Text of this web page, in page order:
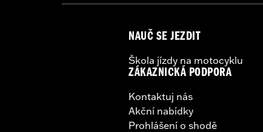
NAUČ SE JEZDIT
Škola jízdy na motocyklu
ZÁKAZNICKÁ PODPORA
Kontaktuj nás
Akční nabídky
Prohlášení o shodě